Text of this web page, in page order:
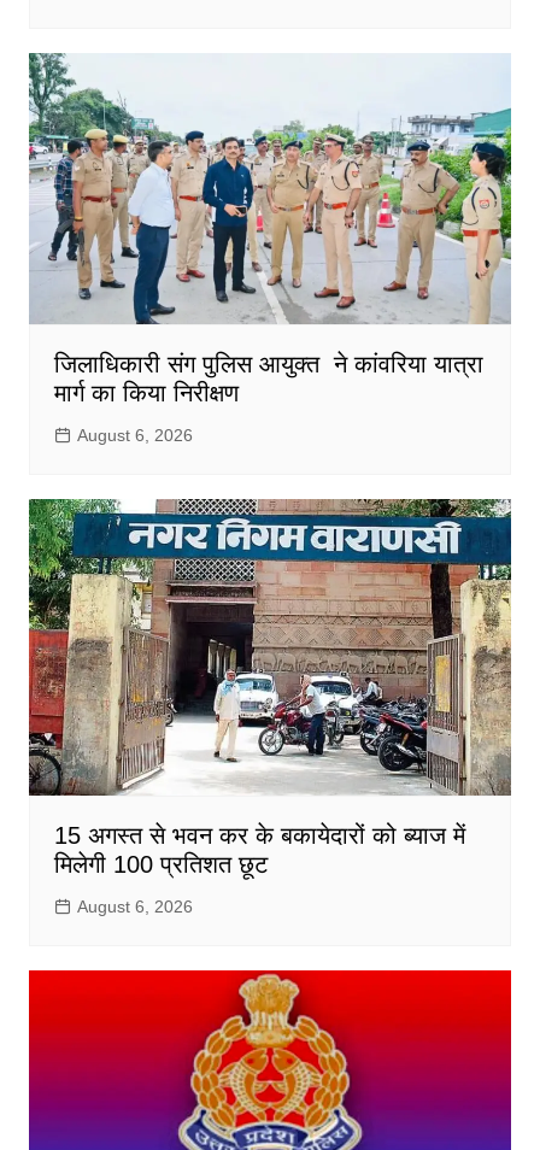
जिलाधिकारी संग पुलिस आयुक्त ने कांवरिया यात्रा
मार्ग का किया निरीक्षण
August 6, 2026
15 अगस्त से भवन कर के बकायेदारों को ब्याज में
मिलेगी 100 प्रतिशत छूट
August 6, 2026